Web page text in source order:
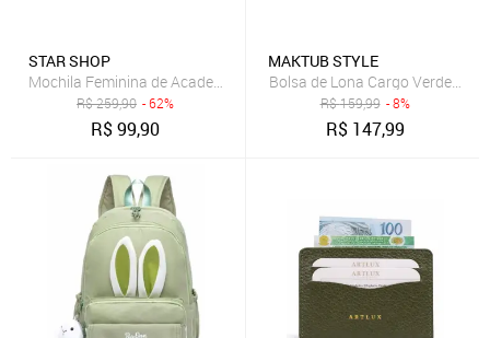
STAR SHOP
Mochila Feminina de Academia Mala Viagem Star Shop Verde
R$259,90 - 62%
R$99,90
MAKTUB STYLE
Bolsa de Lona Cargo Verde
R$159,99 - 8%
R$ 147,99